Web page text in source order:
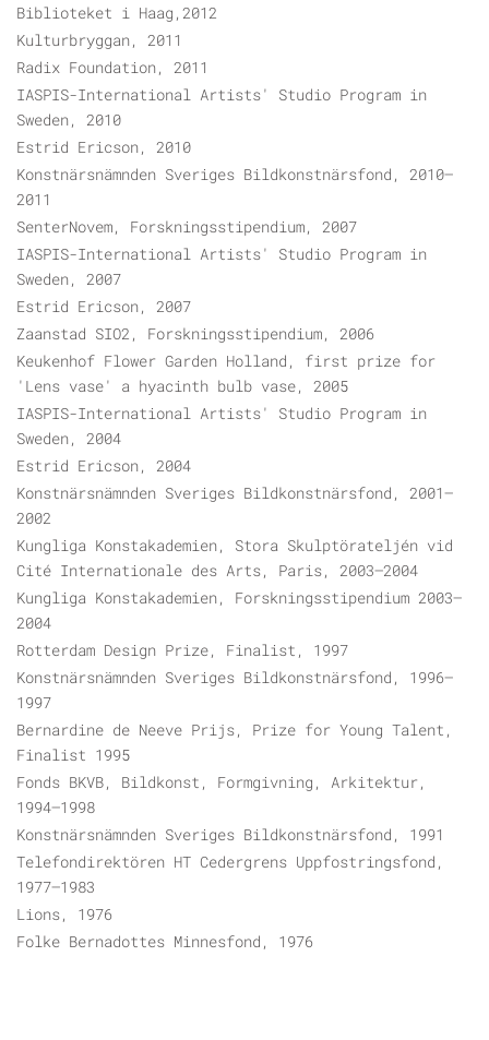
Biblioteket i Haag,2012
Kulturbryggan, 2011
Radix Foundation, 2011
IASPIS-International Artists' Studio Program in
Sweden, 2010
Estrid Ericson, 2010
Konstnärsnämnden Sveriges Bildkonstnärsfond, 2010–
2011
SenterNovem, Forskningsstipendium, 2007
IASPIS-International Artists' Studio Program in
Sweden, 2007
Estrid Ericson, 2007
Zaanstad SIO2, Forskningsstipendium, 2006
Keukenhof Flower Garden Holland, first prize for
'Lens vase' a hyacinth bulb vase, 2005
IASPIS-International Artists' Studio Program in
Sweden, 2004
Estrid Ericson, 2004
Konstnärsnämnden Sveriges Bildkonstnärsfond, 2001–
2002
Kungliga Konstakademien, Stora Skulptörateljén vid
Cité Internationale des Arts, Paris, 2003–2004
Kungliga Konstakademien, Forskningsstipendium 2003–
2004
Rotterdam Design Prize, Finalist, 1997
Konstnärsnämnden Sveriges Bildkonstnärsfond, 1996–
1997
Bernardine de Neeve Prijs, Prize for Young Talent,
Finalist 1995
Fonds BKVB, Bildkonst, Formgivning, Arkitektur,
1994–1998
Konstnärsnämnden Sveriges Bildkonstnärsfond, 1991
Telefondirektören HT Cedergrens Uppfostringsfond,
1977–1983
Lions, 1976
Folke Bernadottes Minnesfond, 1976